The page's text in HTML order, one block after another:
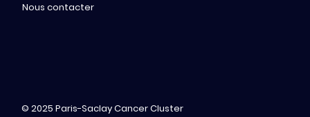
Nous contacter
© 2025 Paris-Saclay Cancer Cluster